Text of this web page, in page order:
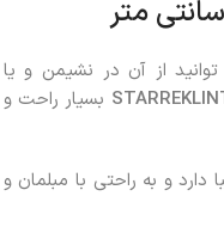
از آن در نشیمن و یا
بسیار راحت و
و به راحتی با مبلمان و